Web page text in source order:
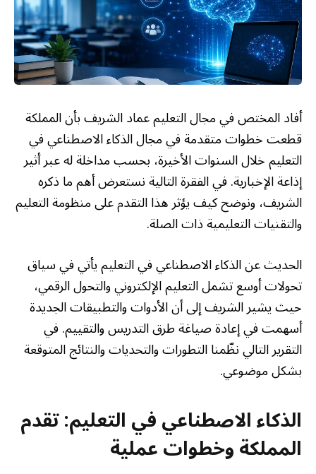
أفاد المختص في مجال التعليم عماد الشريف بأن المملكة
قطعت خطوات متقدمة في مجال الذكاء الاصطناعي في
التعليم خلال السنوات الأخيرة، بحسب مداخلة له عبر أثير
إذاعة الإخبارية. في الفقرة التالية نستعرض أهم ما ذكره
الشريف، ونوضح كيف يؤثر هذا التقدم على منظومة التعليم
والتقنيات التعليمية ذات الصلة.
الحديث عن الذكاء الاصطناعي في التعليم يأتي في سياق
تحولات أوسع تشمل التعليم الإلكتروني والتحول الرقمي،
حيث يشير الشريف إلى أن الأدوات والتطبيقات الجديدة
أسهمت في إعادة صياغة طرق التدريس والتقييم. في
التقرير التالي نظّمنا التطورات والتحديات والنتائج المتوقعة
بشكل موضوعي.
الذكاء الاصطناعي في التعليم: تقدم
المملكة وخطوات عملية